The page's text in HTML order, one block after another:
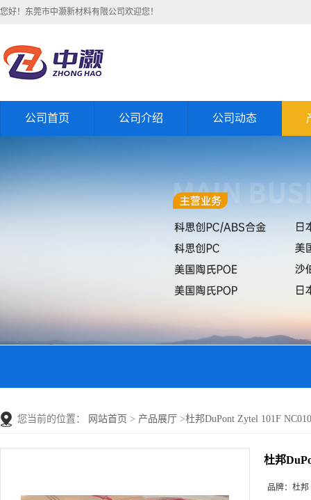
您好！东莞市中灏新材料有限公司欢迎您！
公司首页 公司介绍 公司动态
您当前的位置： 网站首页 > 产品展厅 >杜邦DuPont Zytel 101F
杜邦
品牌： 杜邦